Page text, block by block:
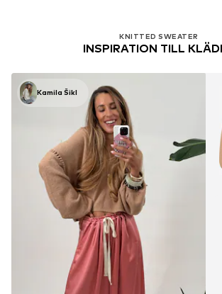
KNITTED SWEATER
INSPIRATION TILL
Kamila Šikl